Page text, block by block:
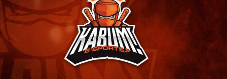
Carregando...
silêncio prolongado, apaiN Gaming
adotou uma
postura mais drástica. Em nota oficial, a organização
anunciou o afastamento deTitaNde todas as atividades
oficiais por tempo indeterminado, tratando o caso como
“prioridade máxima”.